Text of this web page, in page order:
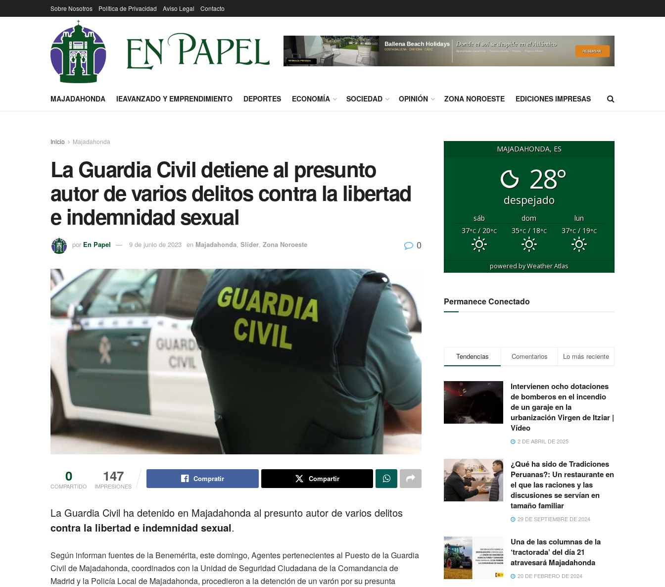
Sobre Nosotros Política de Privacidad Aviso Legal Contacto
MAJADAHONDA IEAVANZADO Y EMPRENDIMIENTO DEPORTES ECONOMÍA SOCIEDAD OPINIÓN ZONA NOROESTE EDICIONES IMPRESAS
Inicio Majadahonda
La Guardia Civil detiene al presunto
autor de varios delitos contra la libertad
e indemnidad sexual
por En Papel 9 de junio de 2023 en Majadahonda, Slider, Zona Noroeste 0
0
COMPARTIDO
147
IMPRESIONES
Compratir Compartir
La Guardia Civil ha detenido en Majadahonda al presunto autor de varios delitos
contra la libertad e indemnidad sexual.
Según informan fuentes de la Benemérita, este domingo, Agentes pertenecientes al Puesto de la Guardia
Civil de Majadahonda, coordinados con la Unidad de Seguridad Ciudadana de la Comandancia de
Madrid y la Policía Local de Majadahonda, procedieron a la detención de un varón por su presunta
MAJADAHONDA, ES
28°
despejado
sáb dom
lun
37°C/ 20°C 35°C/ 18°C 37°C/ 19°C
powered byWeather Atlas
Permanece Conectado
Tendencias Comentarios Lo más reciente
Intervienen ocho dotaciones
de bomberos en el incendio
de un garaje en la
urbanización Virgen de Itziar |
Vídeo
2 DE ABRIL DE 2025
¿Qué ha sido de Tradiciones
Peruanas?: Un restaurante en
el que las raciones y las
discusiones se servían en
tamaño familiar
29 DE SEPTIEMBRE DE 2024
Una de las columnas de la
‘tractorada’ del día 21
atravesará Majadahonda
20 DE FEBRERO DE 2024